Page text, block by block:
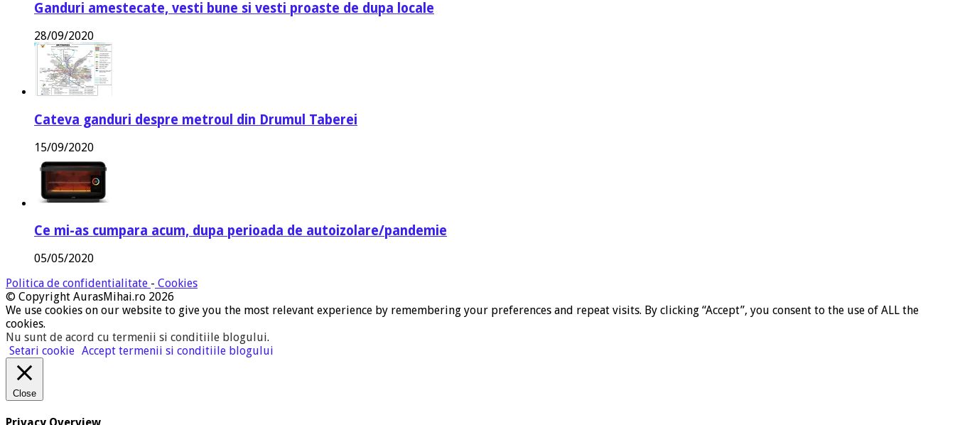
Ganduri amestecate, vesti bune si vesti proaste de dupa locale
28/09/2020
Cateva ganduri despre metroul din Drumul Taberei
15/09/2020
Ce mi-as cumpara acum, dupa perioada de autoizolare/pandemie
05/05/2020
Politica de confidentialitate - Cookies
© Copyright AurasMihai.ro 2026
We use cookies on our website to give you the most relevant experience by remembering your preferences and repeat visits. By clicking “Accept”, you consent to the use of ALL the
cookies.
Nu sunt de acord cu termenii si conditiile blogului.
Setari cookie Accept termenii si conditiile blogului
Close